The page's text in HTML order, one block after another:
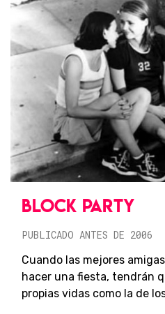
BLOCK PARTY
PUBLICADO ANTES DE 2006
Cuando las mejores
hacer una fiesta, tendrán
propias vidas como la de